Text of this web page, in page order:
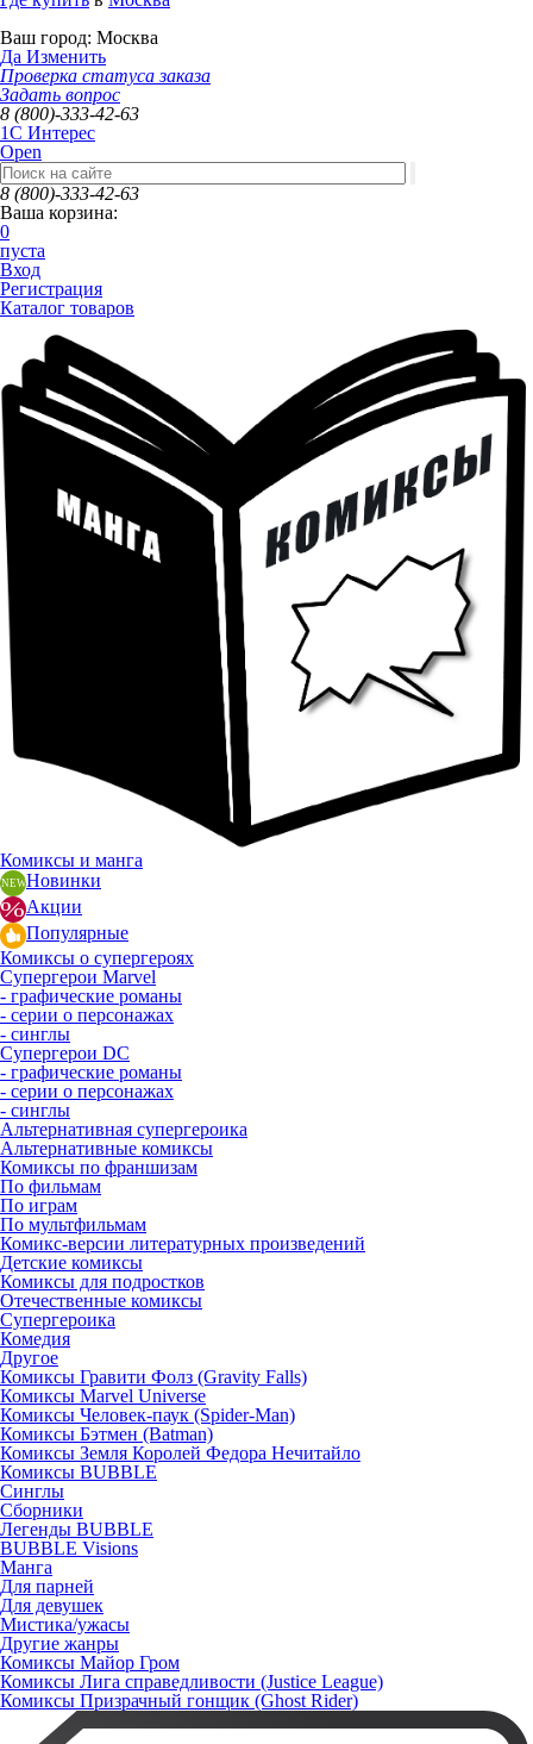
Ваш город: Москва
Да Изменить
Проверка статуса заказа
Задать вопрос
8 (800)-333-42-63
1C Интерес
Open
8 (800)-333-42-63
Ваша корзина:
0
пуста
Вход
Регистрация
Каталог товаров
Комиксы и манга
Новинки
Акции
Популярные
Комиксы о супергероях
Супергерои Marvel
- графические романы
- серии о персонажах
- синглы
Супергерои DC
- графические романы
- серии о персонажах
- синглы
Альтернативная супергероика
Альтернативные комиксы
Комиксы по франшизам
По фильмам
По играм
По мультфильмам
Комикс-версии литературных произведений
Детские комиксы
Комиксы для подростков
Отечественные комиксы
Супергероика
Комедия
Другое
Комиксы Гравити Фолз (Gravity Falls)
Комиксы Marvel Universe
Комиксы Человек-паук (Spider-Man)
Комиксы Бэтмен (Batman)
Комиксы Земля Королей Федора Нечитайло
Комиксы BUBBLE
Синглы
Сборники
Легенды BUBBLE
BUBBLE Visions
Манга
Для парней
Для девушек
Мистика/ужасы
Другие жанры
Комиксы Майор Гром
Комиксы Лига справедливости (Justice League)
Комиксы Призрачный гонщик (Ghost Rider)